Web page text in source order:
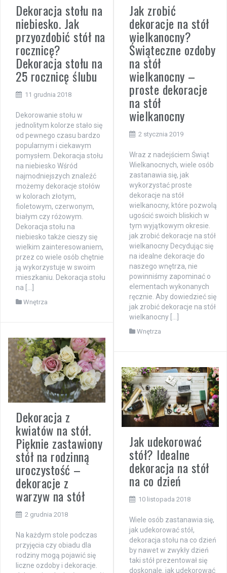
Jak zrobić
dekoracje na stół
wielkanocny?
Świąteczne ozdoby
na stół
wielkanocny –
proste dekoracje
na stół
wielkanocny
2 stycznia 2019
Wraz z nadejściem Świąt
Wielkanocnych, wiele osób
zastanawia się, jak
wykorzystać proste
dekoracje na stół
wielkanocny, które pozwolą
ugościć swoich bliskich w
tym wyjątkowym okresie.
jak zrobić dekoracje na stół
wielkanocny Decydując się
na idealne dekoracje do
naszego wnętrza, nie
powinniśmy zapominać o
elementach wykonanych
ręcznie. Aby dowiedzieć się
jak zrobić dekoracje na stół
wielkanocny […]
Wnętrza
Dekoracja stołu na
niebiesko. Jak
przyozdobić stół na
rocznicę?
Dekoracja stołu na
25 rocznicę ślubu
11 grudnia 2018
Dekorowanie stołu w
jednolitym kolorze stało się
od pewnego czasu bardzo
popularnym i ciekawym
pomysłem. Dekoracja stołu
na niebiesko Wśród
najmodniejszych znaleźć
możemy dekoracje stołów
w kolorach złotym,
fioletowym, czerwonym,
białym czy różowym.
Dekoracja stołu na
niebiesko także cieszy się
wielkim zainteresowaniem,
przez co wiele osób chętnie
ją wykorzystuje w swoim
mieszkaniu. Dekoracja stołu
na […]
Wnętrza
Dekoracja z
kwiatów na stół.
Pięknie zastawiony
stół na rodzinną
uroczystość –
dekoracje z
warzyw na stół
2 grudnia 2018
Na każdym stole podczas
przyjęcia czy obiadu dla
rodziny mogą pojawić się
liczne ozdoby i dekoracje.
Jak udekorować
stół? Idealne
dekoracja na stół
na co dzień
10 listopada 2018
Wiele osób zastanawia się,
jak udekorować stół,
dekoracja stołu na co dzień
by nawet w zwykły dzień
taki stół prezentował się
doskonale. jak udekorować